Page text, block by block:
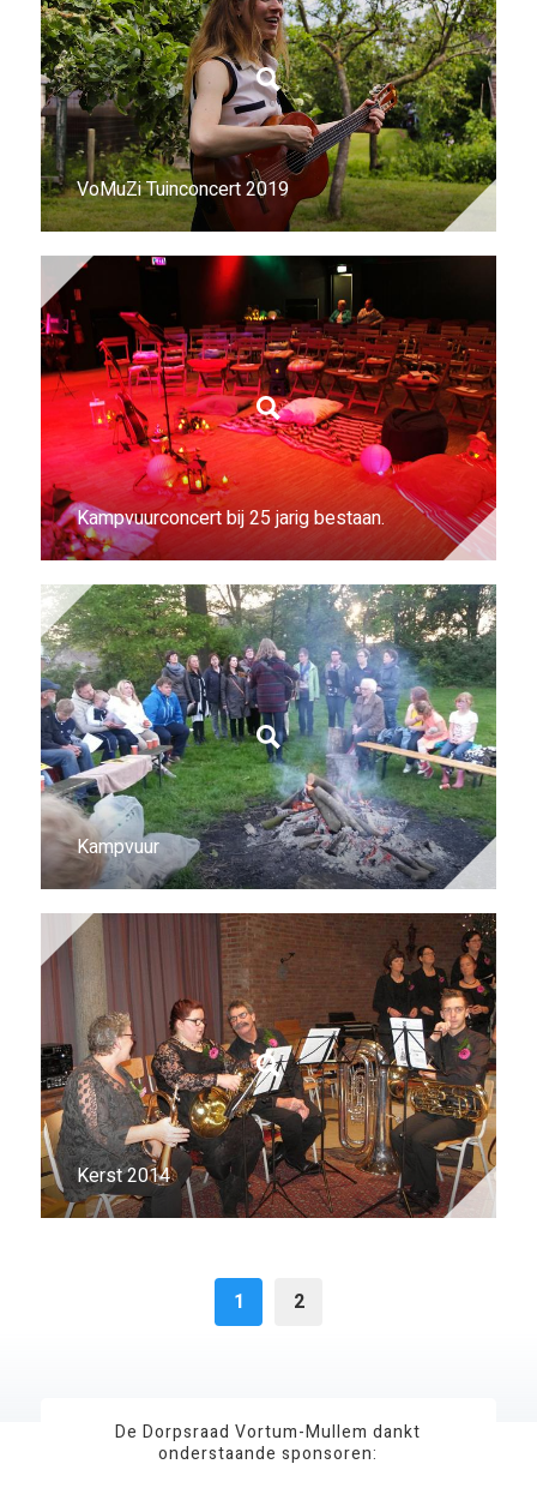
VoMuZi Tuinconcert 2019
Kampvuurconcert bij 25 jarig bestaan.
Kampvuur
Kerst 2014
1 2
De Dorpsraad Vortum-Mullem dankt
onderstaande sponsoren: